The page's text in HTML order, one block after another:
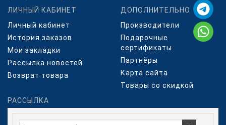
ЛИЧНЫЙ КАБИНЕТ
Личный кабинет
История заказов
Мои закладки
Рассылка новостей
Возврат товара
ДОПОЛНИТЕЛЬНО
Производители
Подарочные
сертификаты
Партнёры
Карта сайта
Товары со скидкой
РАССЫЛКА